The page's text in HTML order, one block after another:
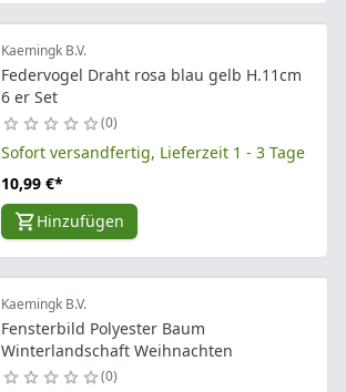
Kaemingk B.V.
Federvogel Draht rosa blau gelb H.11cm
6 er Set
0
Sofort versandfertig, Lieferzeit 1 - 3 Tage
10,99 €*
Hinzufügen
Kaemingk B.V.
Fensterbild Polyester Baum
Winterlandschaft Weihnachten
0